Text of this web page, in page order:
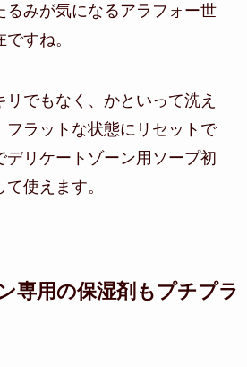
るみが気になるアラフォー世
すね。
でもなく、かといって洗え
フラットな状態にリセットで
デリケートゾーン用ソープ初
使えます。
専用の保湿剤もプチプラ